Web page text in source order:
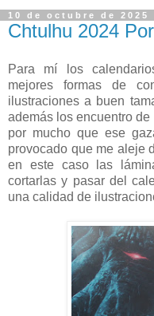
10 de octubre de 2025
Chtulhu 2024
Para mí los
mejores formas de
ilustraciones a buen
además los encuentro
por mucho que ese
provocado que me aleje
en este caso las
cortarlas y pasar del
una calidad de